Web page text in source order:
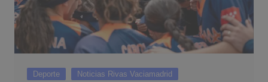
Deporte Noticias Rivas Vaciamadrid